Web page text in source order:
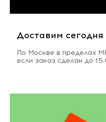
Доставим сегодня
По Москве в пределах
если заказ сделан до